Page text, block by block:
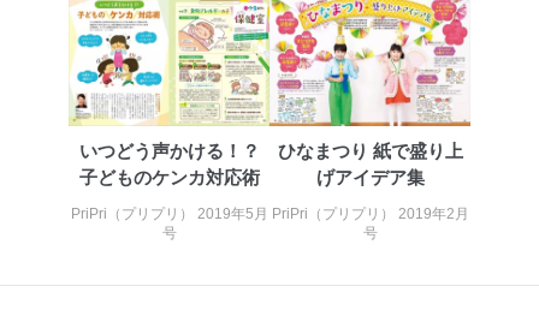
ス、キャンペーン等の広告に関す
るご案内のため
4
採用応募者の方の
個人情報
採用選考、ご連絡のため
5
当社の従業者の個
人情報
人事、総務などの雇用管理等のた
め
6
パートナー（提携
企業）からの委託
定期購読サービス
等をご利用の方の
購入商品配送のため
提携企業及びお客様がご購入され
ル等による商品、
サービス、キャンペーン等の広告
当社のサービス利用状況の把握お
いつどう声かける！？
子どものケンカ対応術
PriPri（プリプリ） 2019年5月
号
ひなまつり 紙で盛り上
げアイデア集
PriPri（プリプリ） 2019年2月
号